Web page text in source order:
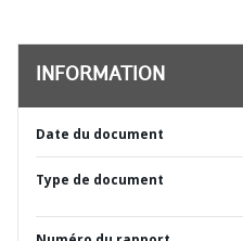
INFORMATION
Date du document
Type de document